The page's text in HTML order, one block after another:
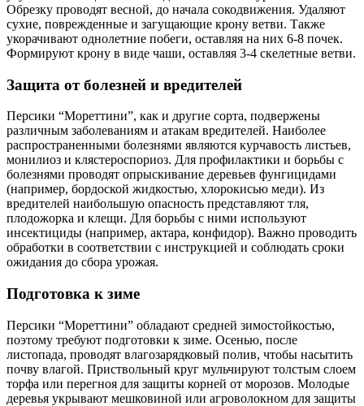
Обрезку проводят весной, до начала сокодвижения. Удаляют
сухие, поврежденные и загущающие крону ветви. Также
укорачивают однолетние побеги, оставляя на них 6-8 почек.
Формируют крону в виде чаши, оставляя 3-4 скелетные ветви.
Защита от болезней и вредителей
Персики “Мореттини”, как и другие сорта, подвержены
различным заболеваниям и атакам вредителей. Наиболее
распространенными болезнями являются курчавость листьев,
монилиоз и клястероспориоз. Для профилактики и борьбы с
болезнями проводят опрыскивание деревьев фунгицидами
(например, бордоской жидкостью, хлорокисью меди). Из
вредителей наибольшую опасность представляют тля,
плодожорка и клещи. Для борьбы с ними используют
инсектициды (например, актара, конфидор). Важно проводить
обработки в соответствии с инструкцией и соблюдать сроки
ожидания до сбора урожая.
Подготовка к зиме
Персики “Мореттини” обладают средней зимостойкостью,
поэтому требуют подготовки к зиме. Осенью, после
листопада, проводят влагозарядковый полив, чтобы насытить
почву влагой. Приствольный круг мульчируют толстым слоем
торфа или перегноя для защиты корней от морозов. Молодые
деревья укрывают мешковиной или агроволокном для защиты